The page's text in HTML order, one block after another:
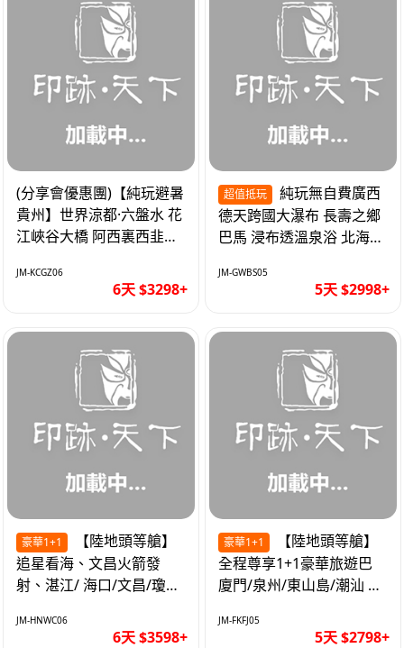
(分享會優惠團)【純玩避暑
貴州】世界涼都·六盤水 花
江峽谷大橋 阿西裏西韭菜
JM-KCGZ06
6天 $3298+
超值抵玩
德天跨國大瀑布 長壽之鄉
巴馬 浸布透溫泉浴 北海銀
JM-GWBS05
5天 $2998+
豪華1+1
追星看海、文昌火箭發
射、湛江/ 海口/文昌/瓊海/
優質6天
JM-HNWC06
6天 $3598+
豪華1+1
全程尊享1+1豪華旅遊巴
廈門/泉州/東山島/潮汕 精
JM-FKFJ05
5天 $2798+